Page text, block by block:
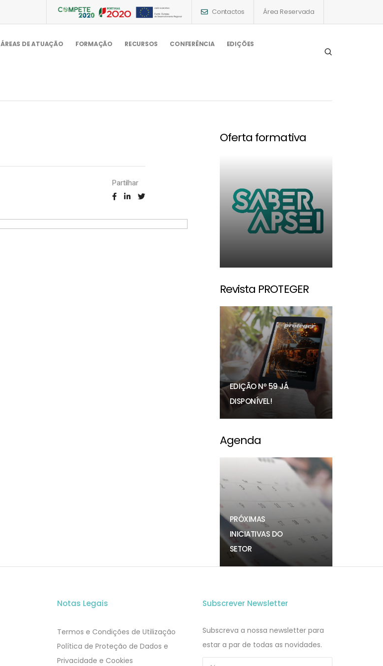
Contactos Área Reservada
ÁREAS DE ATUAÇÃO FORMAÇÃO RECURSOS CONFERÊNCIA
EDIÇÕES
Partilhar
Oferta formativa
Revista PROTEGER
EDIÇÃO Nº 59 JÁ
DISPONÍVEL!
Agenda
PRÓXIMAS
INICIATIVAS DO
SETOR
Notas Legais
Termos e Condições de Utilização
​​Política de Proteção de Dados e
Privacidade e Cookies
Subscrever Newsletter
Subscreva a nossa newsletter para
estar a par de todas as novidades.